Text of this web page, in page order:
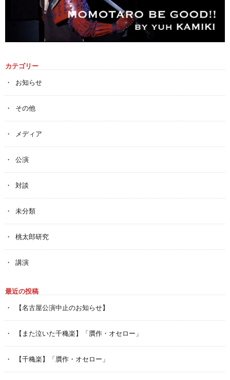
カテゴリー
お知らせ
その他
メディア
公演
対談
未分類
桃太郎研究
講演
最近の投稿
【名古屋公演中止のお知らせ】
【また泣いた千穐楽】「贋作・オセロー」
【千穐楽】「贋作・オセロー」